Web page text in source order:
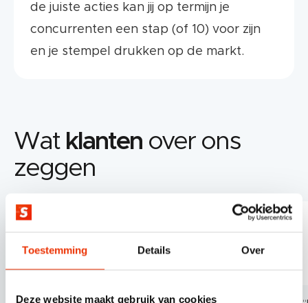
Toestemming Details Over
Deze website maakt gebruik van cookies
de juiste acties kan jij op termijn je
concurrenten een stap (of 10) voor zijn
en je stempel drukken op de markt.
Wat klanten over ons
zeggen